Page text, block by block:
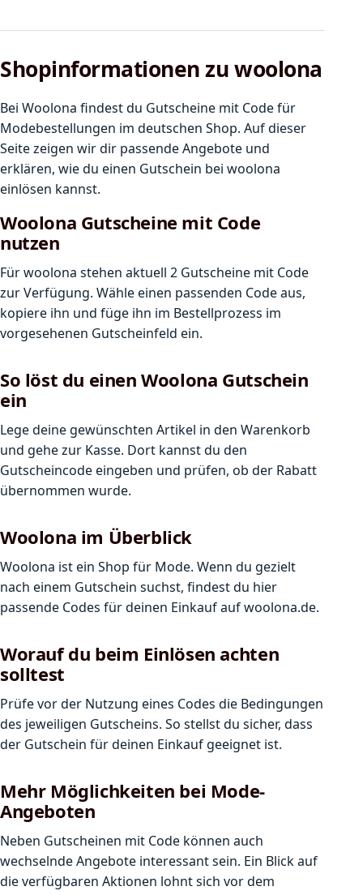
Shopinformationen zu woolona
Bei Woolona findest du Gutscheine mit Code für
Modebestellungen im deutschen Shop. Auf dieser
Seite zeigen wir dir passende Angebote und
erklären, wie du einen Gutschein bei woolona
einlösen kannst.
Woolona Gutscheine mit Code
nutzen
Für woolona stehen aktuell 2 Gutscheine mit Code
zur Verfügung. Wähle einen passenden Code aus,
kopiere ihn und füge ihn im Bestellprozess im
vorgesehenen Gutscheinfeld ein.
So löst du einen Woolona Gutschein
ein
Lege deine gewünschten Artikel in den Warenkorb
und gehe zur Kasse. Dort kannst du den
Gutscheincode eingeben und prüfen, ob der Rabatt
übernommen wurde.
Woolona im Überblick
Woolona ist ein Shop für Mode. Wenn du gezielt
nach einem Gutschein suchst, findest du hier
passende Codes für deinen Einkauf auf woolona.de.
Worauf du beim Einlösen achten
solltest
Prüfe vor der Nutzung eines Codes die Bedingungen
des jeweiligen Gutscheins. So stellst du sicher, dass
der Gutschein für deinen Einkauf geeignet ist.
Mehr Möglichkeiten bei Mode-
Angeboten
Neben Gutscheinen mit Code können auch
wechselnde Angebote interessant sein. Ein Blick auf
die verfügbaren Aktionen lohnt sich vor dem